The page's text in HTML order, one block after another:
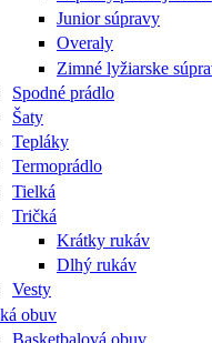
Junior súpravy
Overaly
Zimné lyžiarske
Spodné prádlo
Šaty
Tepláky
Termoprádlo
Tielká
Tričká
Krátky rukáv
Dlhý rukáv
Vesty
obuv
Basketbalová obuv